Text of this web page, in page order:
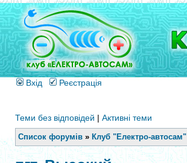
Вхід Реєстрація
Теми без відповідей | Активні теми
Список форумів » Клуб "Електро-автосам"